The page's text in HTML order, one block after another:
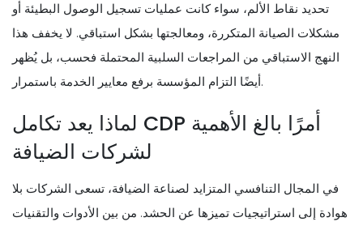
تحديد نقاط الألم، سواء كانت عمليات تسجيل الوصول البطيئة أو
مشكلات الصيانة المتكررة، ومعالجتها بشكل استباقي. لا يخفف هذا
النهج الاستباقي من المراجعات السلبية المحتملة فحسب، بل يُظهر
أيضًا التزام المؤسسة برفع معايير الخدمة باستمرار.
لماذا يعد تكامل CDP أمرًا بالغ الأهمية
لشركات الضيافة
في المجال التنافسي المتزايد لصناعة الضيافة، تسعى الشركات بلا
هوادة إلى استراتيجيات تميزها عن الحشد. من بين الأدوات والتقنيات